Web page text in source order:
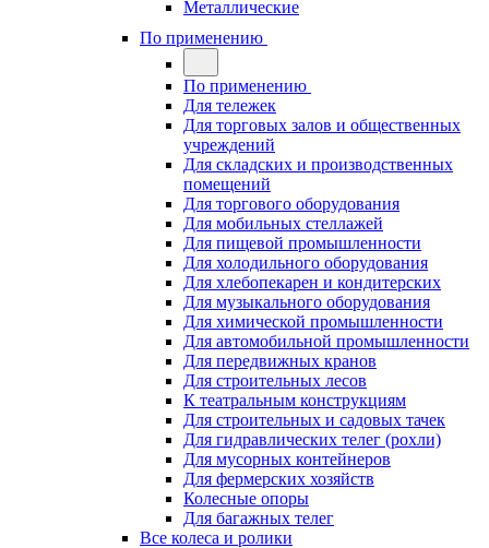
Металлические
По применению
По применению
Для тележек
Для торговых залов и общественных
учреждений
Для складских и производственных
помещений
Для торгового оборудования
Для мобильных стеллажей
Для пищевой промышленности
Для холодильного оборудования
Для хлебопекарен и кондитерских
Для музыкального оборудования
Для химической промышленности
Для автомобильной промышленности
Для передвижных кранов
Для строительных лесов
К театральным конструкциям
Для строительных и садовых тачек
Для гидравлических телег (рохли)
Для мусорных контейнеров
Для фермерских хозяйств
Колесные опоры
Для багажных телег
Все колеса и ролики